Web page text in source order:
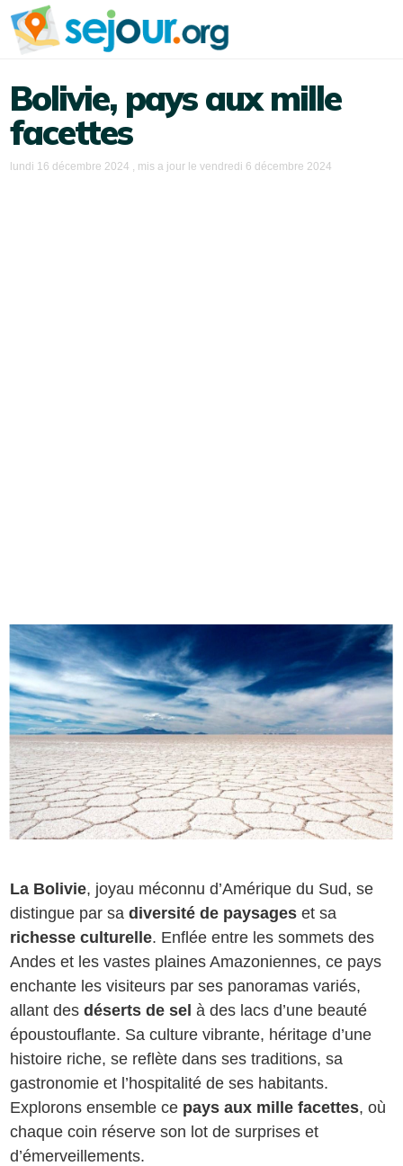
Bolivie, pays aux mille
facettes
lundi 16 décembre 2024 , mis a jour levendredi 6 décembre 2024
La Bolivie, joyau méconnu d’Amérique du Sud, se
distingue par sadiversité de paysages et sa
richesse culturelle. Enflée entre les sommets des
Andes et les vastes plaines Amazoniennes, ce pays
enchante les visiteurs par ses panoramas variés,
allant desdéserts de sel à des lacs d’une beauté
époustouflante. Sa culture vibrante, héritage d’une
histoire riche, se reflète dans ses traditions, sa
gastronomie et l’hospitalité de ses habitants.
Explorons ensemble ce pays aux mille facettes, où
chaque coin réserve son lot de surprises et
d’émerveillements.